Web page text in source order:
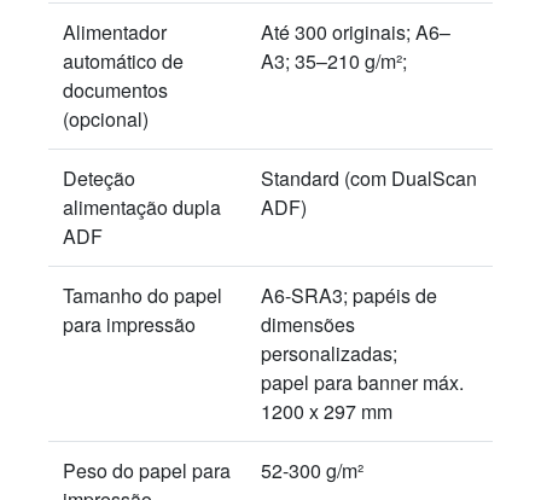
Alimentador
automático de
documentos
(opcional)
Até 300 originais; A6–
A3; 35–210 g/m²;
Deteção
alimentação dupla
ADF
Standard (com DualScan
ADF)
Tamanho do papel
para impressão
A6-SRA3; papéis de
dimensões
personalizadas;
papel para banner máx.
1200 x 297 mm
Peso do papel para
52-300 g/m²